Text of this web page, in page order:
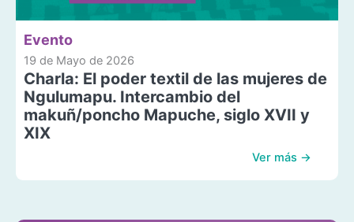
Evento
19 de Mayo de 2026
Charla: El poder textil de las mujeres de
Ngulumapu. Intercambio del
makuñ/poncho Mapuche, siglo XVII y
XIX
Ver más →